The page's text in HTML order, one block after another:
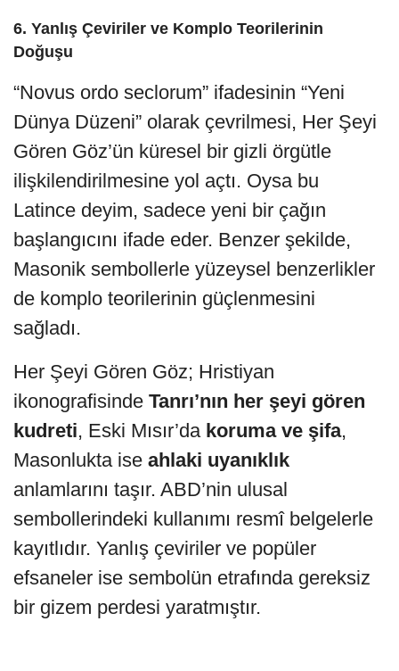
6. Yanlış Çeviriler ve Komplo Teorilerinin
Doğuşu
“Novus ordo seclorum” ifadesinin “Yeni
Dünya Düzeni” olarak çevrilmesi, Her Şeyi
Gören Göz’ün küresel bir gizli örgütle
ilişkilendirilmesine yol açtı. Oysa bu
Latince deyim, sadece yeni bir çağın
başlangıcını ifade eder. Benzer şekilde,
Masonik sembollerle yüzeysel benzerlikler
de komplo teorilerinin güçlenmesini
sağladı.
Her Şeyi Gören Göz; Hristiyan
ikonografisinde Tanrı’nın her şeyi gören
kudreti, Eski Mısır’da koruma ve şifa,
Masonlukta ise ahlaki uyanıklık
anlamlarını taşır. ABD’nin ulusal
sembollerindeki kullanımı resmî belgelerle
kayıtlıdır. Yanlış çeviriler ve popüler
efsaneler ise sembolün etrafında gereksiz
bir gizem perdesi yaratmıştır.